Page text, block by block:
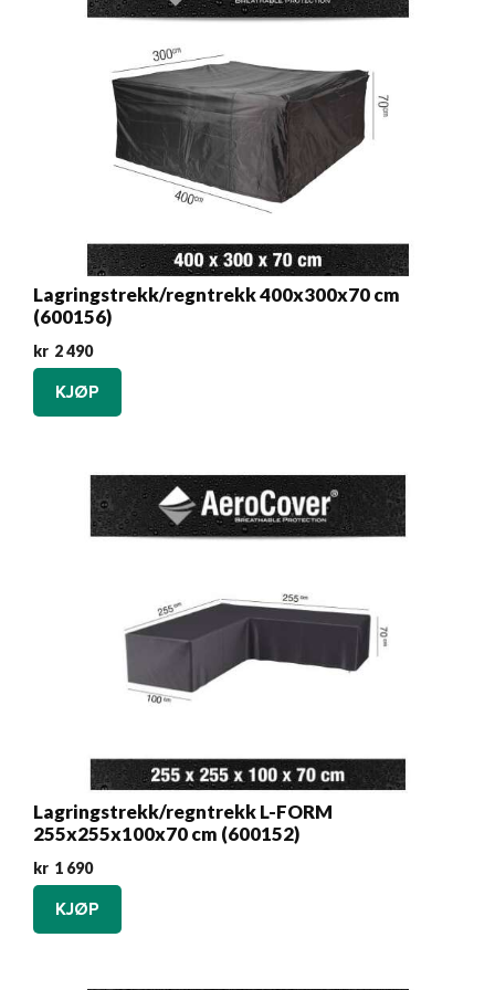
Lagringstrekk/regntrekk 400x300x70 cm
(600156)
kr 2 490
KJØP
Lagringstrekk/regntrekk L-FORM
255x255x100x70 cm (600152)
kr 1 690
KJØP